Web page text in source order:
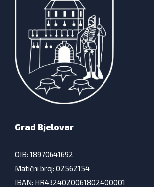
Grad Bjelovar
OIB: 18970641692
Matični broj: 02562154
IBAN: HR4324020061802400001